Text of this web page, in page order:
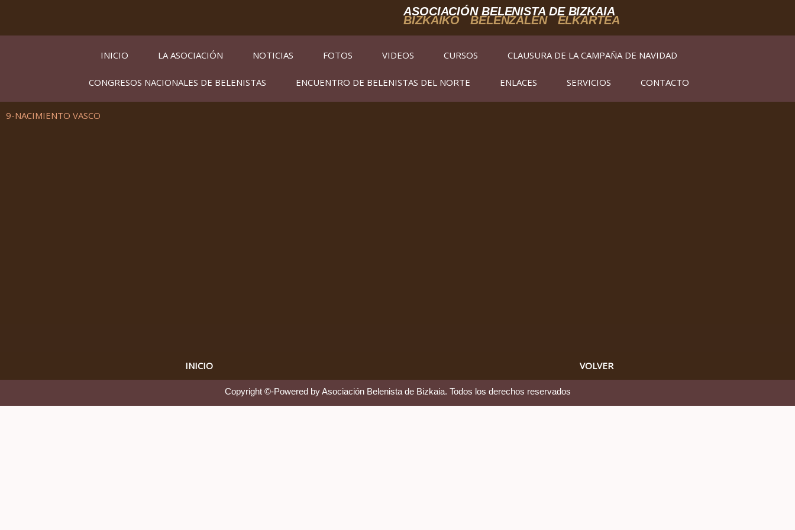
contenido
ASOCIACIÓN BELENISTA DE BIZKAIA
BIZKAIKO BELENZALEN ELKARTEA
INICIO LA ASOCIACIÓN NOTICIAS FOTOS VIDEOS CURSOS CLAUSURA DE LA CAMPAÑA DE NAVIDAD
CONGRESOS NACIONALES DE BELENISTAS ENCUENTRO DE BELENISTAS DEL NORTE ENLACES SERVICIOS CONTACTO
9-NACIMIENTO VASCO
INICIO VOLVER
Copyright ©-Powered by Asociación Belenista de Bizkaia. Todos los derechos reservados